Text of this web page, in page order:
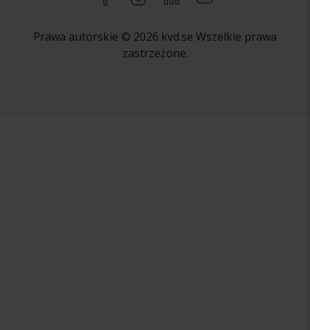
Prawa autorskie © 2026 kvd.se Wszelkie prawa
zastrzeżone.